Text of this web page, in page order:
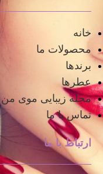
خانه
محصولات ما
برندها
عطرها
مجله زیبایی موی من
تماس با ما
ارتباط با ما